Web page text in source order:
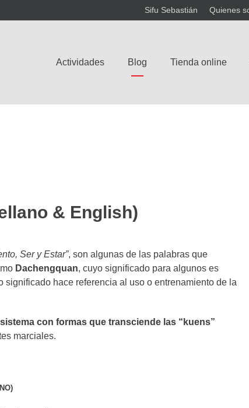
Sifu Sebastián Quienes
Actividades Blog Tienda online
& English)
Ser y Estar”, son algunas de las palabras que
Dachengquan, cuyo significado para algunos es
significado hace referencia al uso o entrenamiento de la
con formas que transciende las “kuens”
marciales.